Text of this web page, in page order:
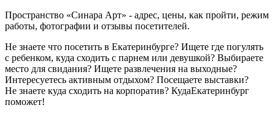
Пространство «Синара Арт» - адрес, цены, как пройти, режим
работы, фотографии и отзывы посетителей.
Не знаете что посетить в Екатеринбурге? Ищете где погулять
с ребенком, куда сходить с парнем или девушкой? Выбираете
место для свидания? Ищете развлечения на выходные?
Интересуетесь активным отдыхом? Посещаете выставки?
Не знаете куда сходить на корпоратив? КудаЕкатеринбург
поможет!